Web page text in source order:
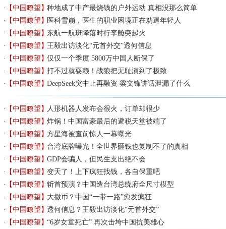
【中国瞭望】种地成了中产最烧钱的户外运动 真相没那么简单
【中国瞭望】 医科雪崩，医生的职业困境正在劝退年轻人
【中国瞭望】东航一航班降落时行李舱突起火
【中国瞭望】王毅出访淡化“元首外交”透何信息
【中国瞭望】仅仅一个季度 5800万中国人断保了
【中国瞭望】打不过就耍赖！战狼把无耻演到了极致
【中国瞭望】DeepSeek突中止再融资 梁文锋讲话泄漏了什么
【中国瞭望】 人形机器人发布会很火，订单却很少
【中国瞭望】炸锅！中国富豪最后的避税天堂被端了
【中国瞭望】方星海被查前惊人一幕曝光
【中国瞭望】台湾底牌曝光！全世界砸钱也复制不了的真相
【中国瞭望】GDP会骗人，但民生支出绝不会
【中国瞭望】变天了！上下疯狂找钱，各自保重吧
【中国瞭望】斩首预演？中国造台湾总统府全尺寸模型
【中国瞭望】大撒币？中国“一带一路”愈发疯狂
【中国瞭望】透何信息？王毅出访淡化“元首外交”
【中国瞭望】“6岁女童死亡” 再次击垮中国抗美雄心